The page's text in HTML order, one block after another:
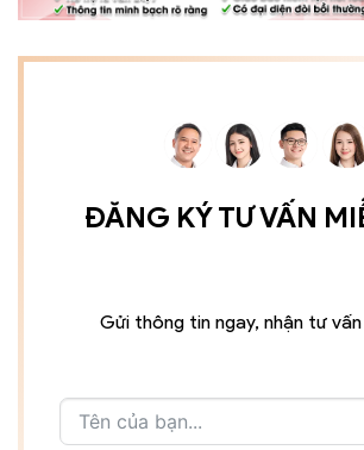
ĐĂNG KÝ TƯ VẤN
Gửi thông tin ngay, nhận tư vấn